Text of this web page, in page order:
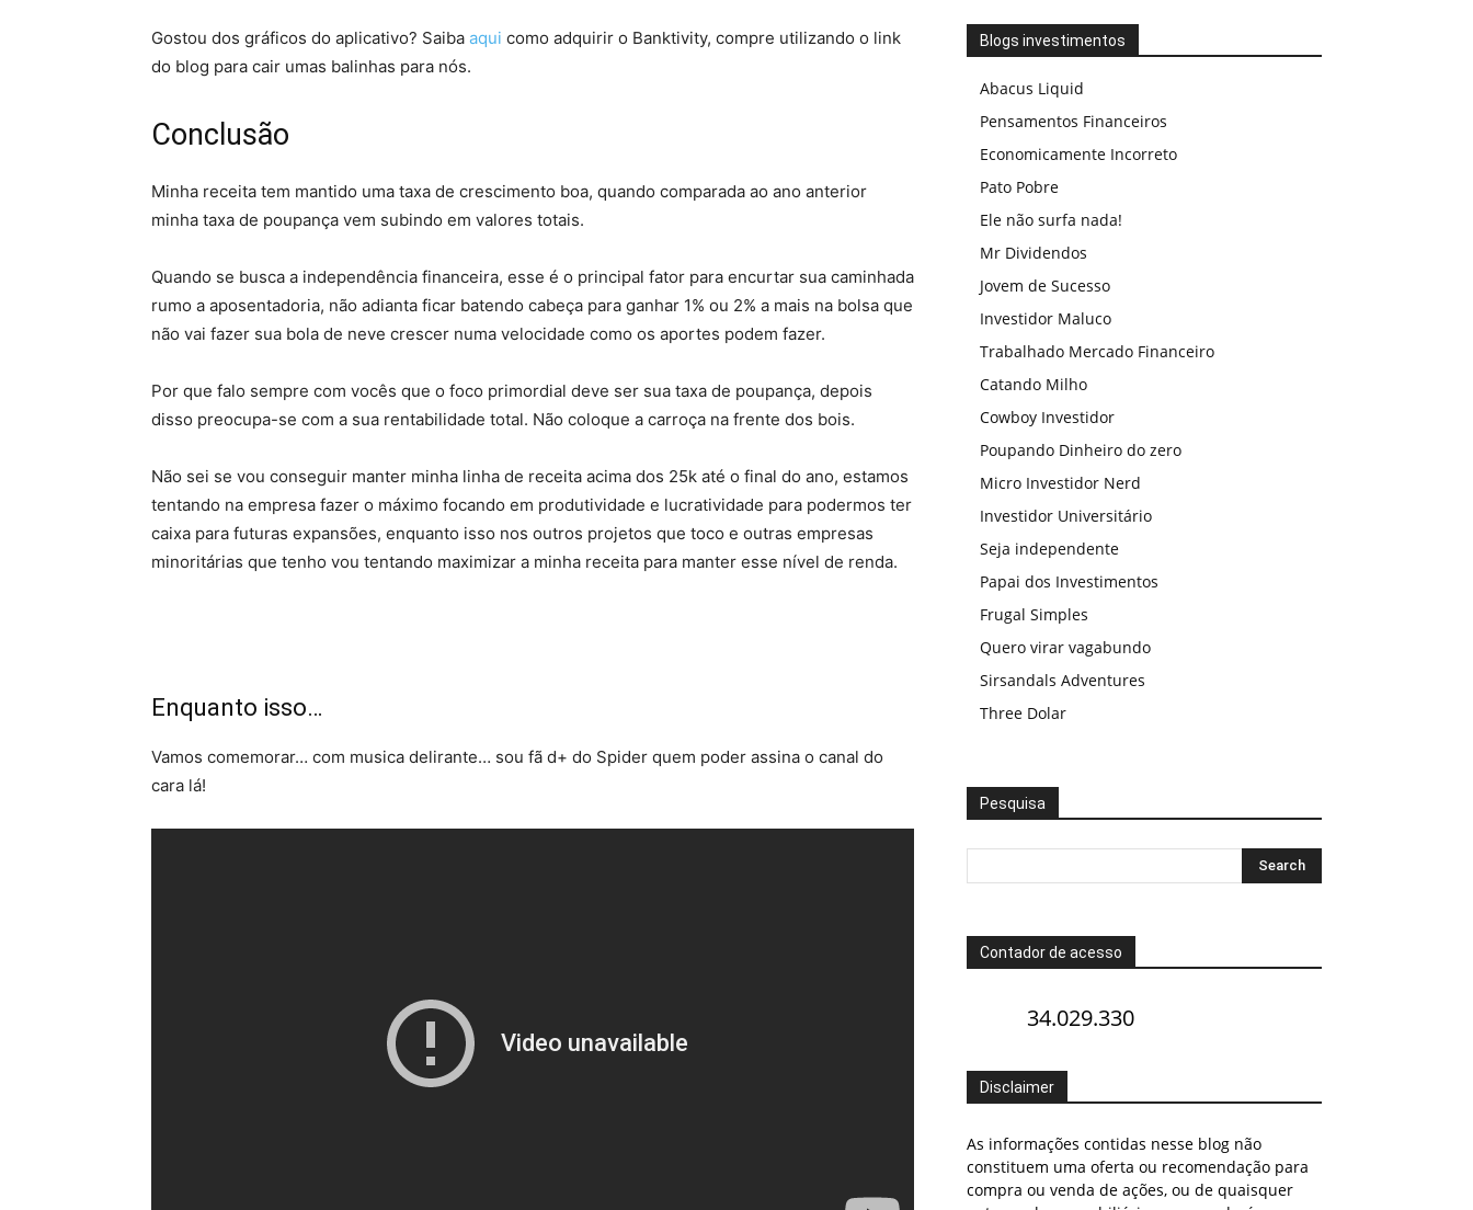
Gostou dos gráficos do aplicativo? Saiba aqui como adquirir o Banktivity, compre utilizando o link
do blog para cair umas balinhas para nós.
Conclusão
Minha receita tem mantido uma taxa de crescimento boa, quando comparada ao ano anterior
minha taxa de poupança vem subindo em valores totais.
Quando se busca a independência financeira, esse é o principal fator para encurtar sua caminhada
rumo a aposentadoria, não adianta ficar batendo cabeça para ganhar 1% ou 2% a mais na bolsa que
não vai fazer sua bola de neve crescer numa velocidade como os aportes podem fazer.
Por que falo sempre com vocês que o foco primordial deve ser sua taxa de poupança, depois
disso preocupa-se com a sua rentabilidade total. Não coloque a carroça na frente dos bois.
Não sei se vou conseguir manter minha linha de receita acima dos 25k até o final do ano, estamos
tentando na empresa fazer o máximo focando em produtividade e lucratividade para podermos ter
caixa para futuras expansões, enquanto isso nos outros projetos que toco e outras empresas
minoritárias que tenho vou tentando maximizar a minha receita para manter esse nível de renda.
Enquanto isso…
Vamos comemorar… com musica delirante… sou fã d+ do Spider quem poder assina o canal do
cara lá!
Blogs investimentos
Abacus Liquid
Pensamentos Financeiros
Economicamente Incorreto
Pato Pobre
Ele não surfa nada!
Mr Dividendos
Jovem de Sucesso
Investidor Maluco
Trabalhado Mercado Financeiro
Catando Milho
Cowboy Investidor
Poupando Dinheiro do zero
Micro Investidor Nerd
Investidor Universitário
Seja independente
Papai dos Investimentos
Frugal Simples
Quero virar vagabundo
Sirsandals Adventures
Three Dolar
Pesquisa
Contador de acesso
34.029.330
Disclaimer
As informações contidas nesse blog não
constituem uma oferta ou recomendação para
compra ou venda de ações, ou de quaisquer